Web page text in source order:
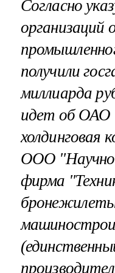
Согласно
организаций
получили
миллиарда
идет об ОАО
холдинговая
ООО
фирма